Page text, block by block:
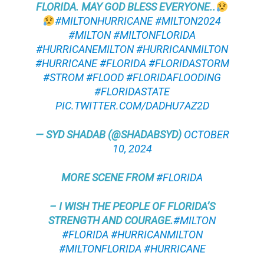
FLORIDA. MAY GOD BLESS EVERYONE..
#MILTONHURRICANE#MILTON2024
#MILTON#MILTONFLORIDA
#HURRICANEMILTON#HURRICANMILTON
#HURRICANE #FLORIDA #FLORIDASTORM
#STROM#FLOOD#FLORIDAFLOODING
#FLORIDASTATE
PIC.TWITTER.COM/DADHU7AZ2D
— SYD SHADAB (@SHADABSYD) OCTOBER
10, 2024
MORE SCENE FROM#FLORIDA
– I WISH THE PEOPLE OF FLORIDA’S
STRENGTH AND COURAGE.#MILTON
#FLORIDA #HURRICANMILTON
#MILTONFLORIDA #HURRICANE